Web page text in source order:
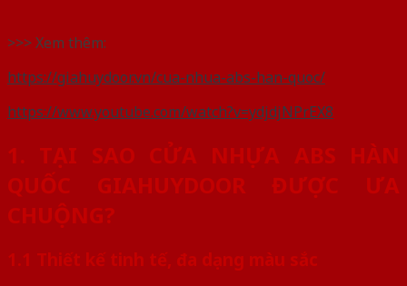
>>> Xem thêm:
https://giahuydoor.vn/cua-nhua-abs-han-quoc/
https://www.youtube.com/watch?v=ydjdjNPrEX8
1. TẠI SAO CỬA NHỰA ABS HÀN
QUỐC GIAHUYDOOR ĐƯỢC ƯA
CHUỘNG?
1.1 Thiết kế tinh tế, đa dạng màu sắc